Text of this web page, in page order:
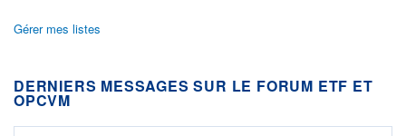
Gérer mes listes
DERNIERS MESSAGES SUR LE FORUM ETF ET
OPCVM